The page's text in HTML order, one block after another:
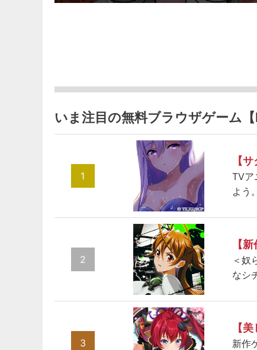
いま注目の無料ブラウザゲーム【
1
【
TVア
よう
2
【
＜奴
なシ
3
【
新作